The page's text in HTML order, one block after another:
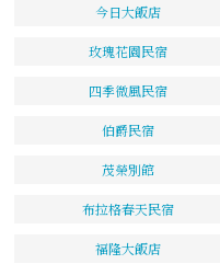
今日大飯店
玫瑰花園民宿
四季微風民宿
伯爵民宿
茂榮別館
布拉格春天民宿
福隆大飯店